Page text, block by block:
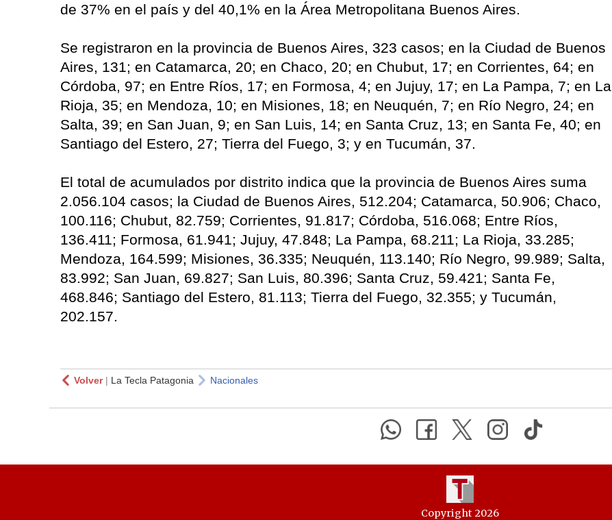
de 37% en el país y del 40,1% en la Área Metropolitana Buenos Aires.
Se registraron en la provincia de Buenos Aires, 323 casos; en la Ciudad de Buenos
Aires, 131; en Catamarca, 20; en Chaco, 20; en Chubut, 17; en Corrientes, 64; en
Córdoba, 97; en Entre Ríos, 17; en Formosa, 4; en Jujuy, 17; en La Pampa, 7; en La
Rioja, 35; en Mendoza, 10; en Misiones, 18; en Neuquén, 7; en Río Negro, 24; en
Salta, 39; en San Juan, 9; en San Luis, 14; en Santa Cruz, 13; en Santa Fe, 40; en
Santiago del Estero, 27; Tierra del Fuego, 3; y en Tucumán, 37.
El total de acumulados por distrito indica que la provincia de Buenos Aires suma
2.056.104 casos; la Ciudad de Buenos Aires, 512.204; Catamarca, 50.906; Chaco,
100.116; Chubut, 82.759; Corrientes, 91.817; Córdoba, 516.068; Entre Ríos,
136.411; Formosa, 61.941; Jujuy, 47.848; La Pampa, 68.211; La Rioja, 33.285;
Mendoza, 164.599; Misiones, 36.335; Neuquén, 113.140; Río Negro, 99.989; Salta,
83.992; San Juan, 69.827; San Luis, 80.396; Santa Cruz, 59.421; Santa Fe,
468.846; Santiago del Estero, 81.113; Tierra del Fuego, 32.355; y Tucumán,
202.157.
Volver| La Tecla Patagonia Nacionales
Copyright 2026